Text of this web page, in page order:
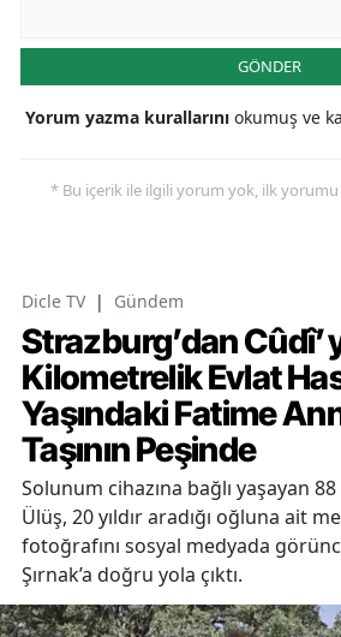
GÖNDER
Yorum yazma kurallarını okumuş ve
* Bu içerik ile ilgili yorum yok, ilk yorumu
Dicle TV | Gündem
Strazburg’dan
Kilometrelik Evlat
Yaşındaki Fatime
Taşının Peşinde
Solunum cihazına bağlı yaşayan
Ülüş, 20 yıldır aradığı oğluna ait
fotoğrafını sosyal medyada
Şırnak’a doğru yola çıktı.